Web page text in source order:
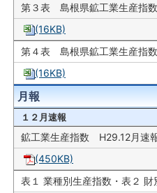
第３表 島根県鉱工業生産指数
(16KB)
第４表 島根県鉱工業生産指
(16KB)
月報
１２月速報
鉱工業生産指数 H29.12月速
(450KB)
表１ 業種別生産指数・表２ 財